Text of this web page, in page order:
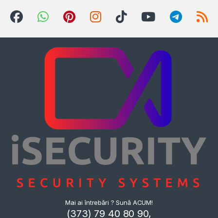
Mai ai întrebări ? Sună ACUM!
(373) 79 40 80 90,